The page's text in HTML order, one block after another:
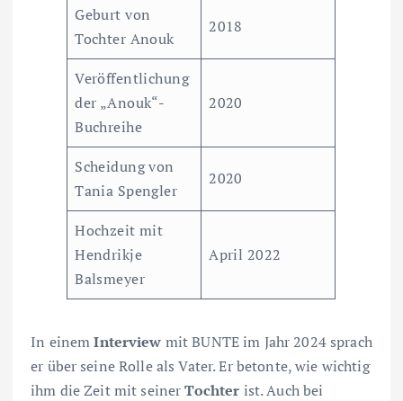
Geburt von
Tochter Anouk
2018
Veröffentlichung
der „Anouk“-
Buchreihe
2020
Scheidung von
Tania Spengler
2020
Hochzeit mit
Hendrikje
Balsmeyer
April 2022
In einemInterview mit BUNTE im Jahr 2024 sprach
er über seine Rolle als Vater. Er betonte, wie wichtig
ihm die Zeit mit seinerTochter ist. Auch bei